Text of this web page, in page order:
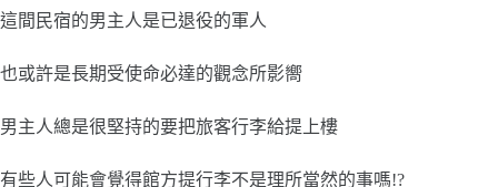
這間民宿的男主人是已退役的軍人
也或許是長期受使命必達的觀念所影嚮
男主人總是很堅持的要把旅客行李給提上樓
有些人可能會覺得館方提行李不是理所當然的事嗎!?